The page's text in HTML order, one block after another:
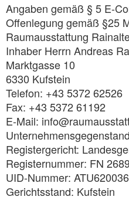
Angaben gemäß § 5 E-
Offenlegung gemäß §25
Raumausstattung
Inhaber Herrn Andreas
Marktgasse 10
6330 Kufstein
Telefon: +43 5372 62526
Fax: +43 5372 61192
E-Mail:
Registergericht:
Registernummer: FN
UID-Nummer:
Gerichtsstand: Kufstein